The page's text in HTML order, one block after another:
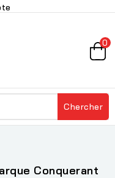
0
Chercher
Conquerant